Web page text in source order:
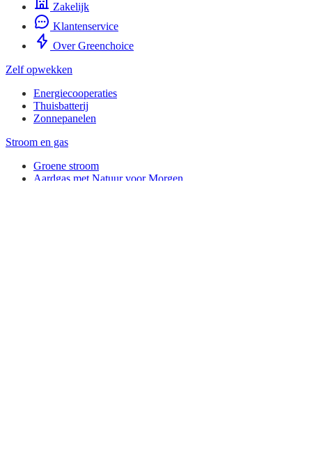
Zakelijk
Klantenservice
Over Greenchoice
Zelf opwekken
Energiecooperaties
Thuisbatterij
Zonnepanelen
Stroom en gas
Groene stroom
Aardgas met Natuur voor Morgen